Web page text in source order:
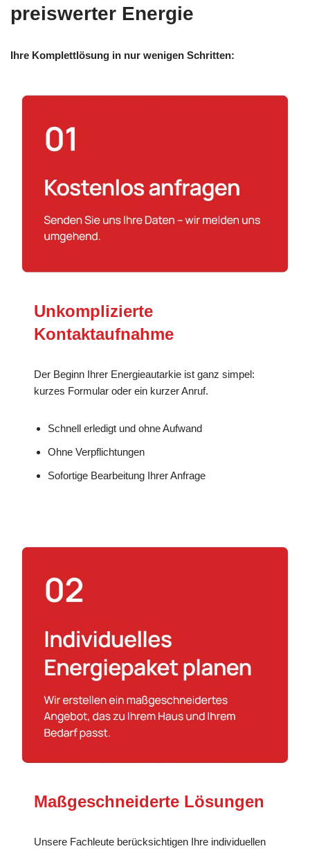
preiswerter Energie
Ihre Komplettlösung in nur wenigen Schritten:
Unkomplizierte
Kontaktaufnahme
Der Beginn Ihrer Energieautarkie ist ganz simpel:
kurzes Formular oder ein kurzer Anruf.
Schnell erledigt und ohne Aufwand
Ohne Verpflichtungen
Sofortige Bearbeitung Ihrer Anfrage
Maßgeschneiderte Lösungen
Unsere Fachleute berücksichtigen Ihre individuellen